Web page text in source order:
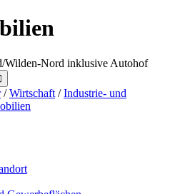
Wilden-Nord inklusive Autohof
/Wirtschaft /Industrie- und